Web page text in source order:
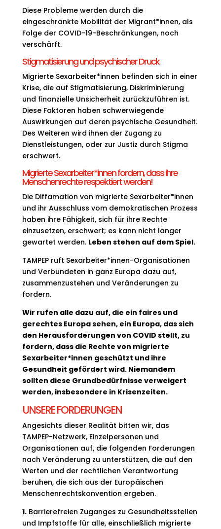
Diese Probleme werden durch die
eingeschränkte Mobilität der Migrant*innen, als
Folge der COVID-19-Beschränkungen, noch
verschärft.
Stigmatisierung und psychischer Druck
Migrierte Sexarbeiter*innen befinden sich in einer
Krise, die auf Stigmatisierung, Diskriminierung
und finanzielle Unsicherheit zurückzuführen ist.
Diese Faktoren haben schwerwiegende
Auswirkungen auf deren psychische Gesundheit.
Des Weiteren wird ihnen der Zugang zu
Dienstleistungen, oder zur Justiz durch Stigma
erschwert.
Migrierte Sexarbeiter*innen fordern, dass ihre
Menschenrechte respektiert werden!
Die Diffamation von migrierte Sexarbeiter*innen
und ihr Ausschluss vom demokratischen Prozess
haben ihre Fähigkeit, sich für ihre Rechte
einzusetzen, erschwert; es kann nicht länger
gewartet werden. Leben stehen auf dem Spiel.
TAMPEP ruft Sexarbeiter*innen-Organisationen
und Verbündeten in ganz Europa dazu auf,
zusammenzustehen und Veränderungen zu
fordern.
Wir rufen alle dazu auf, die ein faires und
gerechtes Europa sehen, ein Europa, das sich
den Herausforderungen von COVID stellt, zu
fordern, dass die Rechte von migrierte
Sexarbeiter*innen geschützt und ihre
Gesundheit gefördert wird. Niemandem
sollten diese Grundbedürfnisse verweigert
werden, insbesondere in Krisenzeiten.
UNSERE FORDERUNGEN
Angesichts dieser Realität bitten wir, das
TAMPEP-Netzwerk, Einzelpersonen und
Organisationen auf, die folgenden Forderungen
nach Veränderung zu unterstützen, die auf den
Werten und der rechtlichen Verantwortung
beruhen, die sich aus der Europäischen
Menschenrechtskonvention ergeben.
1.Barrierefreien Zuganges zu Gesundheitsstellen
und Impfstoffe für alle, einschließlich migrierte